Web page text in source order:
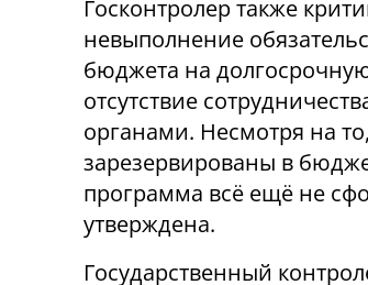
Госконтролер также
невыполнение
бюджета на
отсутствие
органами. Несмотря на
зарезервированы в
программа всё ещё не
утверждена.
Государственный